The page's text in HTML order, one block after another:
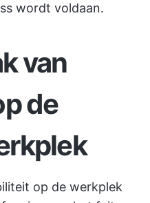
wordt voldaan.
van
de
op de werkplek